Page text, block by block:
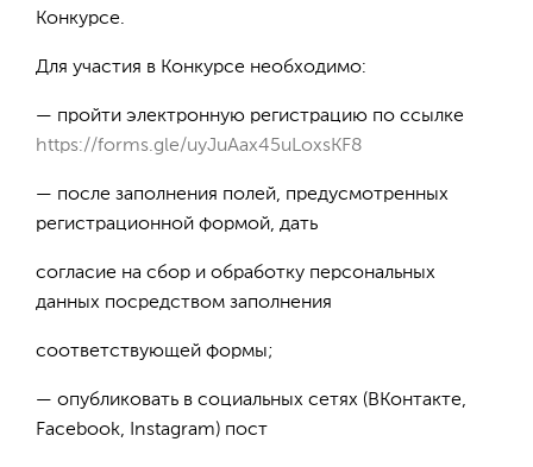
Конкурсе.
Для участия в Конкурсе необходимо:
— пройти электронную регистрацию по ссылке
https://forms.gle/uyJuAax45uLoxsKF8
— после заполнения полей, предусмотренных
регистрационной формой, дать
согласие на сбор и обработку персональных
данных посредством заполнения
соответствующей формы;
— опубликовать в социальных сетях (ВКонтакте,
Facebook, Instagram) пост